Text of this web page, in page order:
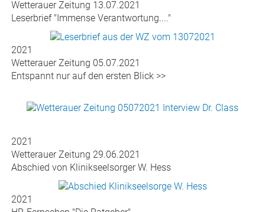
2021
Stern 29.07.2021
Gesundheit - "Die Diagnose"
2021
Wetterauer Zeitung 13.07.2021
Wetterauer Zeitung 05.07.2021
Entspannt nur auf den ersten Blick >>